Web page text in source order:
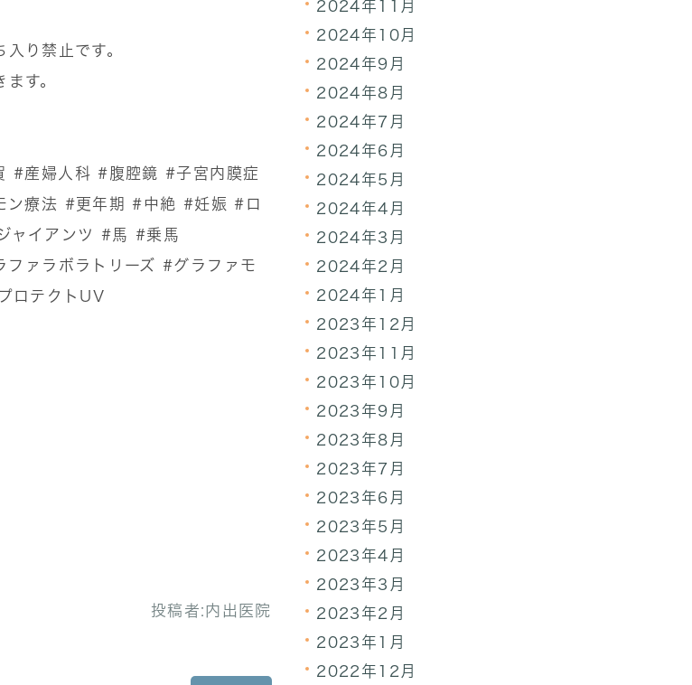
り禁止です。
す。
#産婦人科 #腹腔鏡 #子宮内膜症
ン療法 #更年期 #中絶 #妊娠 #ロ
ャイアンツ #馬
#乗馬
ファラボラトリーズ #グラファモ
ロテクトUV
投稿者:内出医院
2024年11月
2024年10月
2024年9月
2024年8月
2024年7月
2024年6月
2024年5月
2024年4月
2024年3月
2024年2月
2024年1月
2023年12月
2023年11月
2023年10月
2023年9月
2023年8月
2023年7月
2023年6月
2023年5月
2023年4月
2023年3月
2023年2月
2023年1月
2022年12月